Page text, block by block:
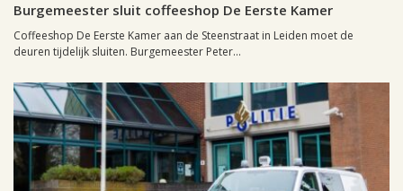
Burgemeester sluit coffeeshop De Eerste Kamer
Coffeeshop De Eerste Kamer aan de Steenstraat in Leiden moet de
deuren tijdelijk sluiten. Burgemeester Peter...